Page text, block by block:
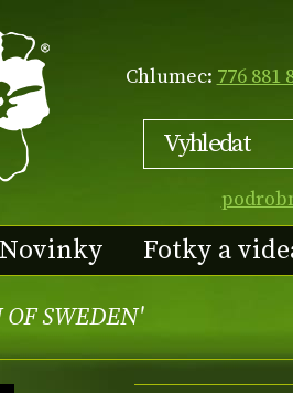
Chlumec: 776 881
Novinky Fotky a
SWEDEN'